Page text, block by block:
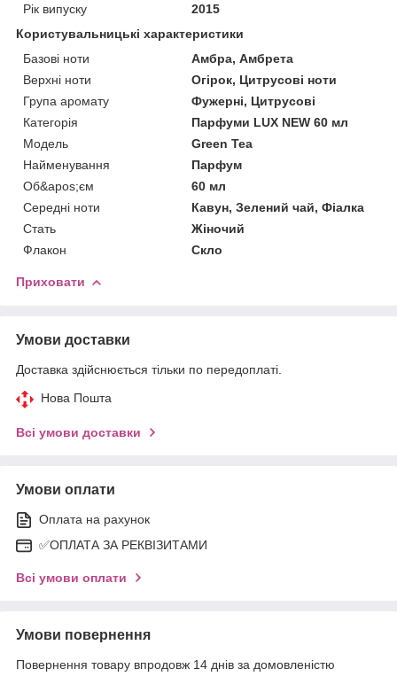
Рік випуску
2015
Користувальницькі характеристики
Базові ноти
Амбра, Амбрета
Верхні ноти
Огірок, Цитрусові ноти
Група аромату
Фужерні, Цитрусові
Категорія
Парфуми LUX NEW 60 мл
Мoдель
Green Tea
Найменування
Парфум
Об&apos;єм
60 мл
Середні ноти
Кавун, Зелений чай, Фіалка
Стать
Жіночий
Флакон
Скло
Приховати
Умови доставки
Доставка здійснюється тільки по передоплаті.
Нова Пошта
Всі умови доставки
Умови оплати
Оплата на рахунок
✅ОПЛАТА ЗА РЕКВІЗИТАМИ
Всі умови оплати
Умови повернення
Повернення товару впродовж 14 днів за домовленістю